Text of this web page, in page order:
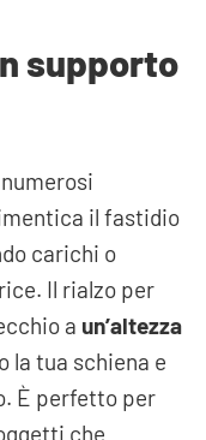
supporto
il fastidio
carichi o
Il rialzo per
a un’altezza
la tua schiena e
È perfetto per
che